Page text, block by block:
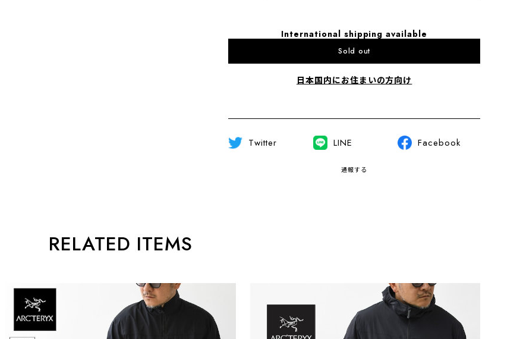
International shipping available
Sold out
日本国内にお住まいの方向け
Twitter LINE Facebook
通報する
RELATED ITEMS